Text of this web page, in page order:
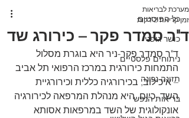
כל הפוסטים
כושר גופני
ניתוחים פלסטיים
תזונה נכונה
בריאות הנפש
ד"ר סמדר פקר – כירורג שד
מערכת לבריאות
זמן קריאה 2 דקות
ד"ר סמדר פקר-ניר היא בוגרת מסלול
התמחות כירורגית במרכז הרפואי תל אביב
– איכילוב, בכירורגיה כללית וכירורגיית
השד. כיום, היא מנהלת המרפאה לכירורגיה
אונקולוגית של השד במרפאות אסותא